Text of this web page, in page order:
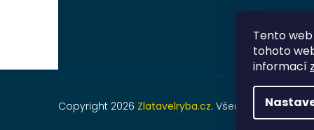
Tento
tohoto
informací
Copyright 2026 Zlatavelryba.cz. Všechna práva